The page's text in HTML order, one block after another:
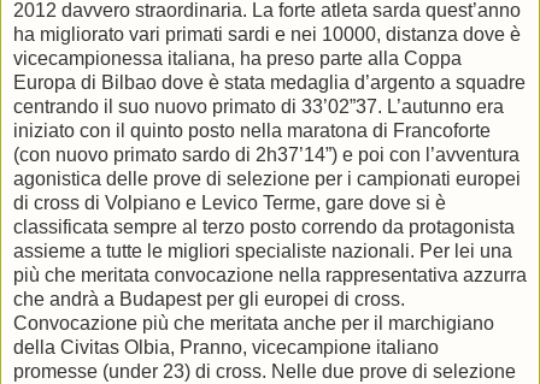
2012 davvero straordinaria. La forte atleta sarda quest’anno
ha migliorato vari primati sardi e nei 10000, distanza dove è
vicecampionessa italiana, ha preso parte alla Coppa
Europa di Bilbao dove è stata medaglia d’argento a squadre
centrando il suo nuovo primato di 33’02”37. L’autunno era
iniziato con il quinto posto nella maratona di Francoforte
(con nuovo primato sardo di 2h37’14”) e poi con l’avventura
agonistica delle prove di selezione per i campionati europei
di cross di Volpiano e Levico Terme, gare dove si è
classificata sempre al terzo posto correndo da protagonista
assieme a tutte le migliori specialiste nazionali. Per lei una
più che meritata convocazione nella rappresentativa azzurra
che andrà a Budapest per gli europei di cross.
Convocazione più che meritata anche per il marchigiano
della Civitas Olbia, Pranno, vicecampione italiano
promesse (under 23) di cross. Nelle due prove di selezione